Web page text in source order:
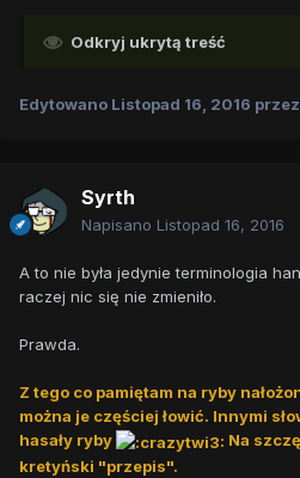
Odkryj ukrytą treść
Edytowano Listopad 16, 2016
Syrth
Napisano Listopad 16, 2016
A to nie była jedynie terminologia
raczej nic się nie zmieniło.
Prawda.
Z tego co pamiętam na ryby
można je częściej łowić. Innymi
hasały ryby
Na
kretyński "przepis".